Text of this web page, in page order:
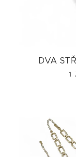
DVA
1